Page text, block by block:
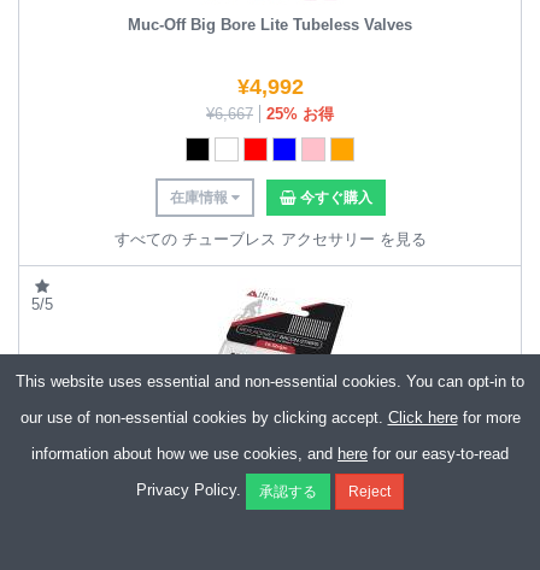
Muc-Off Big Bore Lite Tubeless Valves
¥4,992
¥6,667 25% お得
在庫情報 今すぐ購入
すべての チューブレス アクセサリー を見る
5/5
KOM Tubeless Repair Strips (Pack of 16)
This website uses essential and non-essential cookies. You can opt-in to
our use of non-essential cookies by clicking accept. Click herefor more
information about how we use cookies, and here for our easy-to-read
Privacy Policy.